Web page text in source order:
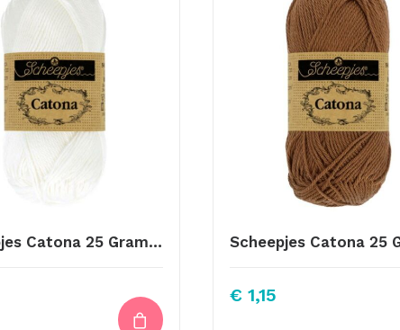
Scheepjes Catona 25 Gram Kleur 106
€ 1,15